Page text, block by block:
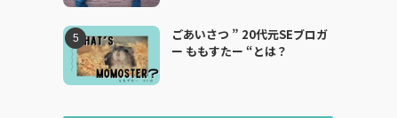
ごあいさつ ” 20代元SEブロガ
ー ももすたー “とは？